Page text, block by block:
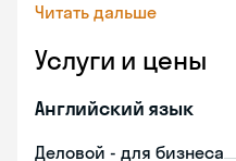
Читать дальше
Услуги и цены
Английский язык
Деловой - для бизнеса